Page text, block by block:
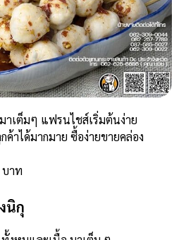
าเต็มๆ แฟรนไชส์เริ่มต้นง่าย
ค้าได้มากมาย ซื้อง่ายขายคล่อง
บาท
นิกุ